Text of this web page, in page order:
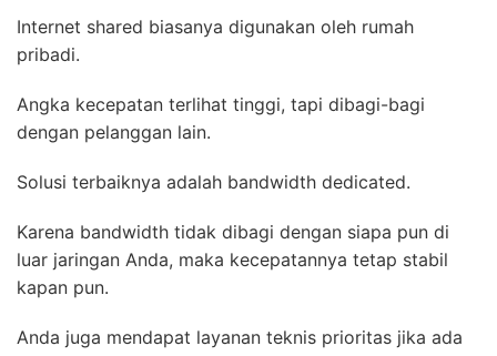
Internet shared biasanya digunakan oleh rumah
pribadi.
Angka kecepatan terlihat tinggi, tapi dibagi-bagi
dengan pelanggan lain.
Solusi terbaiknya adalah bandwidth dedicated.
Karena bandwidth tidak dibagi dengan siapa pun di
luar jaringan Anda, maka kecepatannya tetap stabil
kapan pun.
Anda juga mendapat layanan teknis prioritas jika ada